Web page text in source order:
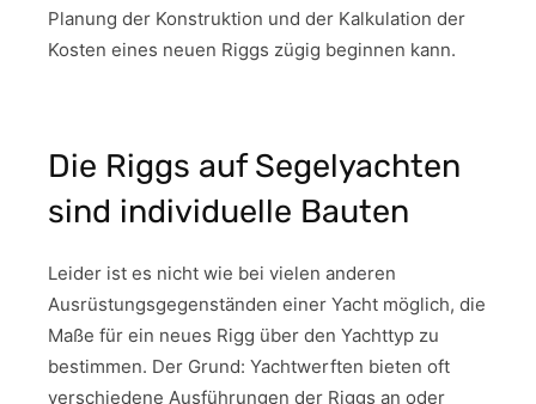
Planung der Konstruktion und der Kalkulation der
Kosten eines neuen Riggs zügig beginnen kann.
Die Riggs auf Segelyachten
sind individuelle Bauten
Leider ist es nicht wie bei vielen anderen
Ausrüstungsgegenständen einer Yacht möglich, die
Maße für ein neues Rigg über den Yachttyp zu
bestimmen. Der Grund: Yachtwerften bieten oft
verschiedene Ausführungen der Riggs an oder